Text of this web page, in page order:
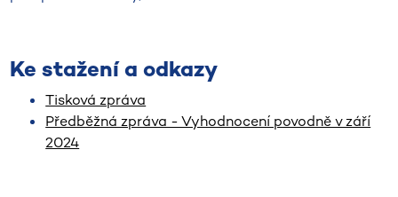
Ke stažení a odkazy
Tisková zpráva
Předběžná zpráva - Vyhodnocení povodně v září
2024